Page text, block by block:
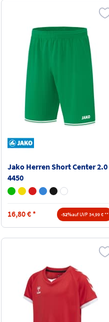
Jako Herren Short Center 2.0
4450
16,80€ * -52%auf UVP 34,99 € **